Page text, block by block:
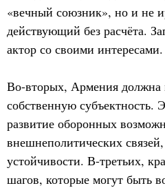
«вечный союзник», но и не
действующий без расчёта.
актор со своими интересами.
Во-вторых, Армения должна
собственную субъектность.
развитие оборонных
внешнеполитических
устойчивости. В-третьих,
шагов, которые могут быть